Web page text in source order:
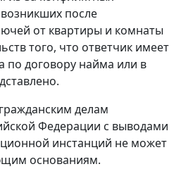
после
от квартиры и комнаты
того, что ответчик имеет
по договору найма или в
делам
Федерации с выводами
инстанций не может
основаниям.